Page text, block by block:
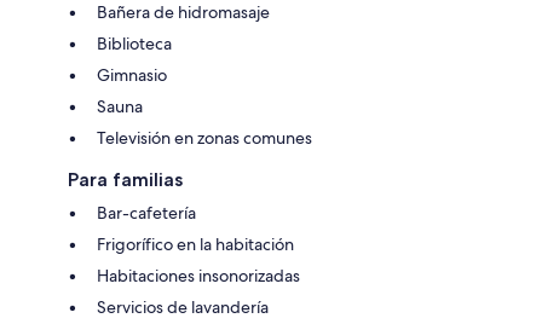
Bañera de hidromasaje
Biblioteca
Gimnasio
Sauna
Televisión en zonas comunes
Para familias
Bar-cafetería
Frigorífico en la habitación
Habitaciones insonorizadas
Servicios de lavandería